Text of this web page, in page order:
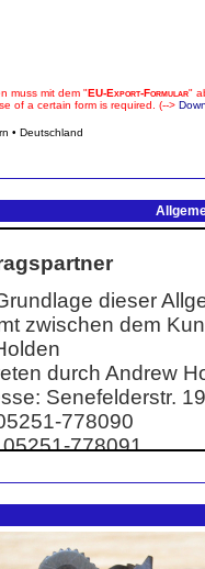
muss mit dem "EU-Export-Formular"
of a certain form is required. (-->
• Deutschland